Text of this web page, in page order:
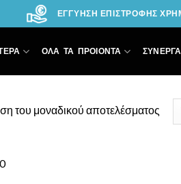
ΕΓΓΥΗΣΗ ΕΠΙΣΤΡΟΦΗΣ
ΟΛΑ ΤΑ ΠΡΟΙΟΝΤΑ
του μοναδικού αποτελέσματος